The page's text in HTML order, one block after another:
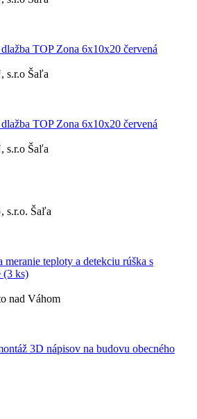
TOP Zona 6x10x20 červená
s.r.o Šaľa
TOP Zona 6x10x20 červená
s.r.o Šaľa
s.r.o. Šaľa
teploty a detekciu rúška s
(3 ks)
nad Váhom
3D nápisov na budovu obecného